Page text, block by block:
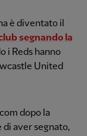
è diventato il
segnando la
i Reds hanno
United
dopo la
di aver segnato,